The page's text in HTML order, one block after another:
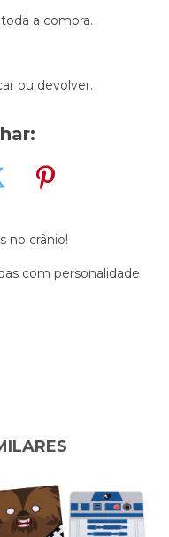
a compra.
ou devolver.
no crânio!
com personalidade